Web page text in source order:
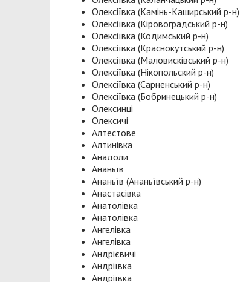
Олексіївка (Камінь-Каширський р-н)
Олексіївка (Кіровоградський р-н)
Олексіївка (Кодимський р-н)
Олексіївка (Краснокутський р-н)
Олексіївка (Маловисківський р-н)
Олексіївка (Нікопольский р-н)
Олексіївка (Сарненський р-н)
Олексіївка (Бобринецький р-н)
Олексинці
Олексичі
Алтестове
Алтинівка
Анадоли
Ананьїв
Ананьїв (Ананьївський р-н)
Анастасівка
Анатолівка
Анатолівка
Ангелівка
Ангелівка
Андрієвичі
Андріївка
Андріївка